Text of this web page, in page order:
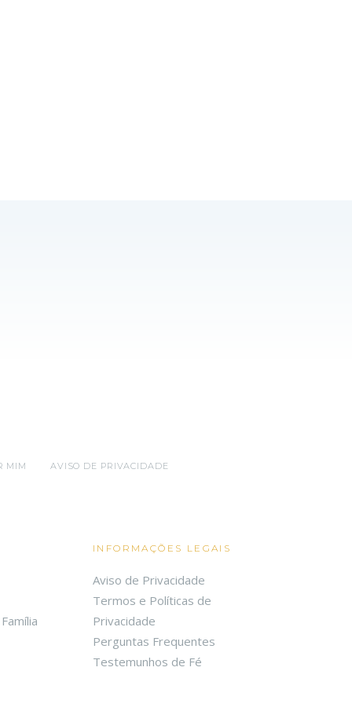
MIM AVISO DE PRIVACIDADE
INFORMAÇÕES LEGAIS
Aviso de Privacidade
Termos e Políticas de
Privacidade
Perguntas Frequentes
Testemunhos de Fé